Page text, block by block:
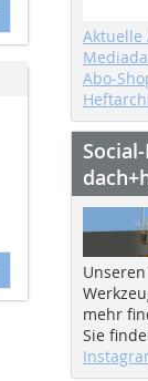
Aktuelle
Abo-
mehr
Sie